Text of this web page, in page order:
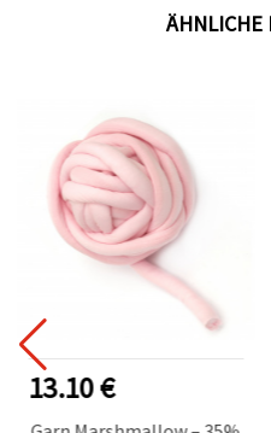
ÄHNLICHE
13.10 €